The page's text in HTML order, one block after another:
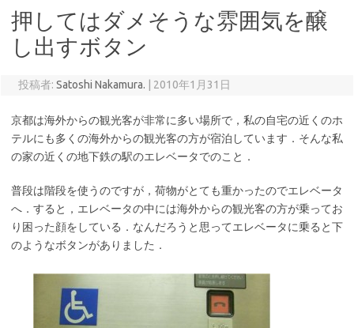
押してはダメそうな雰囲気を醸
し出すボタン
投稿者: Satoshi Nakamura. 2010年1月31日
京都は海外からの観光客が非常に多い場所で，私の自宅の近くのホ
テルにも多くの海外からの観光客の方が宿泊しています．そんな私
の家の近くの地下鉄の駅のエレベータでのこと．
普段は階段を使うのですが，荷物がとても重かったのでエレベータ
へ．すると，エレベータの中には海外からの観光客の方が乗ってお
り困った顔をしている．なんだろうと思ってエレベータに乗ると下
のようなボタンがありました．